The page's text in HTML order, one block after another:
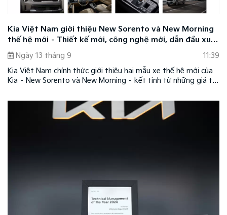
Kia Việt Nam giới thiệu New Sorento và New Morning
thế hệ mới – Thiết kế mới, công nghệ mới, dẫn đầu xu
hướng
Ngày 13 tháng 9
11:39
Kia Việt Nam chính thức giới thiệu hai mẫu xe thế hệ mới của
Kia – New Sorento và New Morning – kết tinh từ những giá trị
đầu xu hướng nâng tầm trải nghiệm cho người dùng.